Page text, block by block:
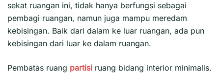
sekat ruangan ini, tidak hanya berfungsi sebagai
pembagi ruangan, namun juga mampu meredam
kebisingan. Baik dari dalam ke luar ruangan, ada pun
kebisingan dari luar ke dalam ruangan.
Pembatas ruang partisi ruang bidang interior minimalis.